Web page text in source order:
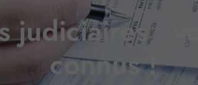
judiciaires :
connus !